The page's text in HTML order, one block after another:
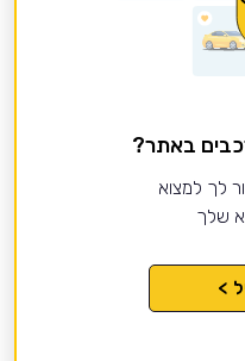
באתר?
לך למצוא
שלך
>